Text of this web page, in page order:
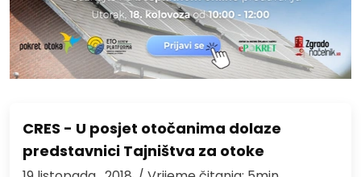
CRES - U posjet otočanima dolaze
predstavnici Tajništva za otoke